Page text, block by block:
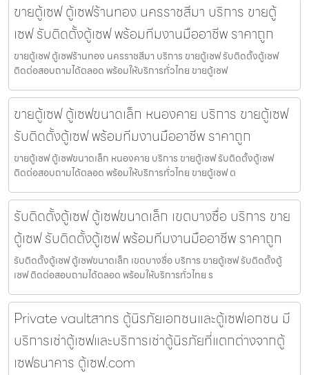
ขายตู้เซฟ ตู้เซฟร้านทอง นครราชสีมา บริการ ขายตู้
เซฟ รับติดตั้งตู้เซฟ พร้อมทีมงานมืออาชีพ ราคาถูก
ขายตู้เซฟ ตู้เซฟร้านทอง นครราชสีมา บริการ ขายตู้เซฟ รับติดตั้งตู้เซฟ
ติดต่อสอบถามได้ตลอด พร้อมให้บริการทั่วไทย ขายตู้เซฟ
ขายตู้เซฟ ตู้เซฟขนาดเล็ก หนองคาย บริการ ขายตู้เซฟ
รับติดตั้งตู้เซฟ พร้อมทีมงานมืออาชีพ ราคาถูก
ขายตู้เซฟ ตู้เซฟขนาดเล็ก หนองคาย บริการ ขายตู้เซฟ รับติดตั้งตู้เซฟ
ติดต่อสอบถามได้ตลอด พร้อมให้บริการทั่วไทย ขายตู้เซฟ ต
รับติดตั้งตู้เซฟ ตู้เซฟขนาดเล็ก เขตบางซื่อ บริการ ขาย
ตู้เซฟ รับติดตั้งตู้เซฟ พร้อมทีมงานมืออาชีพ ราคาถูก
รับติดตั้งตู้เซฟ ตู้เซฟขนาดเล็ก เขตบางซื่อ บริการ ขายตู้เซฟ รับติดตั้งตู้
เซฟ ติดต่อสอบถามได้ตลอด พร้อมให้บริการทั่วไทย ร
Private vaultสาทร ตู้นิรภัยเอกชนและตู้เซฟเอกชน มี
บริการเช่าตู้เซฟและบริการเช่าตู้นิรภัยที่แตกต่างจากตู้
เซฟธนาคาร ตู้เซฟ.com